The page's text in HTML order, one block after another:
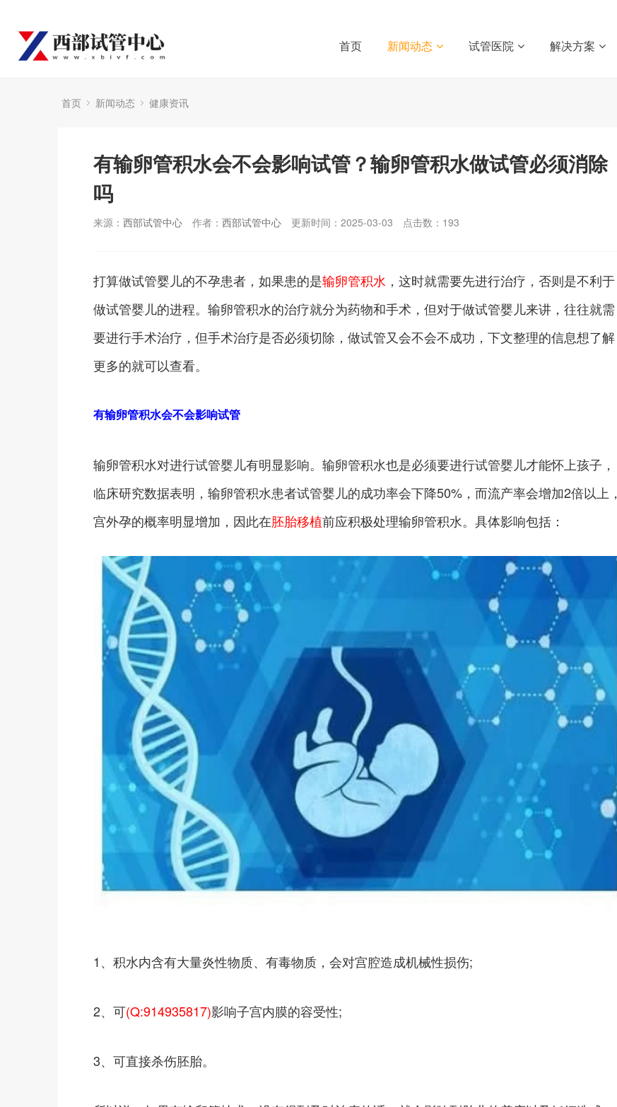
首页 新闻动态 试管医院 解决方案
首页 新闻动态 健康资讯
有输卵管积水会不会影响试管？输卵管积水做试管必须消除
吗
来源： 西部试管中心 作者： 西部试管中心 更新时间：2025-03-03 点击数： 193
打算做试管婴儿的不孕患者，如果患的是输卵管积水 ，这时就需要先进行治疗，否则是不利于
做试管婴儿的进程。输卵管积水的治疗就分为药物和手术，但对于做试管婴儿来讲，往往就需
要进行手术治疗，但手术治疗是否必须切除，做试管又会不会不成功，下文整理的信息想了解
更多的就可以查看。
有输卵管积水会不会影响试管
输卵管积水对进行试管婴儿有明显影响。输卵管积水也是必须要进行试管婴儿才能怀上孩子，
临床研究数据表明，输卵管积水患者试管婴儿的成功率会下降50%，而流产率会增加2倍以上，
宫外孕的概率明显增加，因此在胚胎移植前应积极处理输卵管积水。具体影响包括：
1、积水内含有大量炎性物质、有毒物质，会对宫腔造成机械性损伤;
2、可(Q:914935817)影响子宫内膜的容受性;
3、可直接杀伤胚胎。